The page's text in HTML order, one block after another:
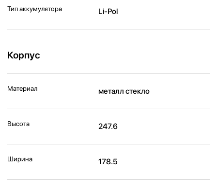
Тип аккумулятора Li-Pol
Корпус
Материал металл стекло
Высота 247.6
Ширина 178.5